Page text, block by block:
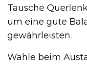
Tausche
um eine gute
gewährleisten.
Wähle beim